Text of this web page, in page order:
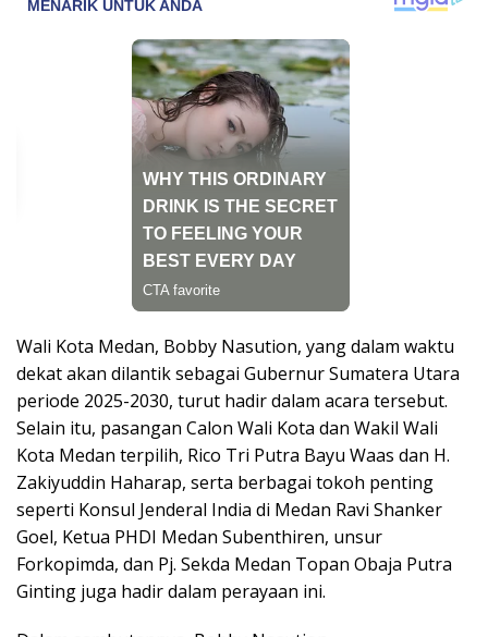
Wali Kota Medan, Bobby Nasution, yang dalam waktu
dekat akan dilantik sebagai Gubernur Sumatera Utara
periode 2025-2030, turut hadir dalam acara tersebut.
Selain itu, pasangan Calon Wali Kota dan Wakil Wali
Kota Medan terpilih, Rico Tri Putra Bayu Waas dan H.
Zakiyuddin Haharap, serta berbagai tokoh penting
seperti Konsul Jenderal India di Medan Ravi Shanker
Goel, Ketua PHDI Medan Subenthiren, unsur
Forkopimda, dan Pj. Sekda Medan Topan Obaja Putra
Ginting juga hadir dalam perayaan ini.